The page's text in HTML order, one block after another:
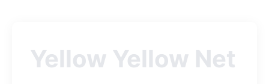
Yellow Yellow Net